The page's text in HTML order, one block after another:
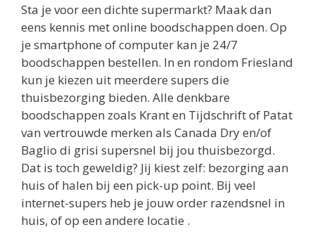
Sta je voor een dichte supermarkt? Maak dan
eens kennis met online boodschappen doen. Op
je smartphone of computer kan je 24/7
boodschappen bestellen. In en rondom Friesland
kun je kiezen uit meerdere supers die
thuisbezorging bieden. Alle denkbare
boodschappen zoals Krant en Tijdschrift of Patat
van vertrouwde merken als Canada Dry en/of
Baglio di grisi supersnel bij jou thuisbezorgd.
Dat is toch geweldig? Jij kiest zelf: bezorging aan
huis of halen bij een pick-up point. Bij veel
internet-supers heb je jouw order razendsnel in
huis, of op een andere locatie .